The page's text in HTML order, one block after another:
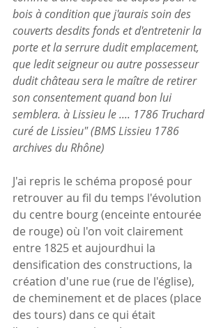
bois à condition que j'aurais soin des
couverts desdits fonds et d'entretenir la
porte et la serrure dudit emplacement,
que ledit seigneur ou autre possesseur
dudit château sera le maître de retirer
son consentement quand bon lui
semblera. à Lissieu le .... 1786 Truchard
curé de Lissieu" (BMS Lissieu 1786
archives du Rhône)
J'ai repris le schéma proposé pour
retrouver au fil du temps l'évolution
du centre bourg (enceinte entourée
de rouge) où l'on voit clairement
entre 1825 et aujourdhui la
densification des constructions, la
création d'une rue (rue de l'église),
de cheminement et de places (place
des tours) dans ce qui était